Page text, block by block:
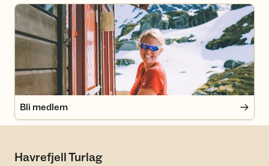
Bli medlem
Bli medlem
Havrefjell Turlag